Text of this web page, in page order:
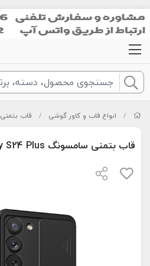
/ انواع قاب و کاور گوشی / قاب بتمنی
قاب بتمنی سامسونگ Samsung Galaxy S24 Plus